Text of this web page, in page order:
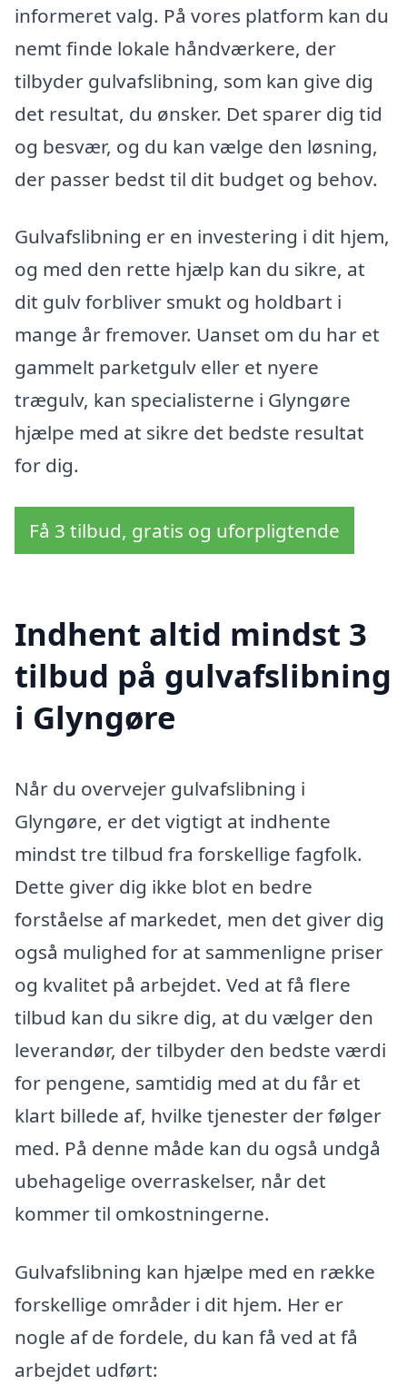
informeret valg. På vores platform kan du
nemt finde lokale håndværkere, der
tilbyder gulvafslibning, som kan give dig
det resultat, du ønsker. Det sparer dig tid
og besvær, og du kan vælge den løsning,
der passer bedst til dit budget og behov.
Gulvafslibning er en investering i dit hjem,
og med den rette hjælp kan du sikre, at
dit gulv forbliver smukt og holdbart i
mange år fremover. Uanset om du har et
gammelt parketgulv eller et nyere
trægulv, kan specialisterne i Glyngøre
hjælpe med at sikre det bedste resultat
for dig.
Få 3 tilbud, gratis og uforpligtende
Indhent altid mindst 3
tilbud på gulvafslibning
i Glyngøre
Når du overvejer gulvafslibning i
Glyngøre, er det vigtigt at indhente
mindst tre tilbud fra forskellige fagfolk.
Dette giver dig ikke blot en bedre
forståelse af markedet, men det giver dig
også mulighed for at sammenligne priser
og kvalitet på arbejdet. Ved at få flere
tilbud kan du sikre dig, at du vælger den
leverandør, der tilbyder den bedste værdi
for pengene, samtidig med at du får et
klart billede af, hvilke tjenester der følger
med. På denne måde kan du også undgå
ubehagelige overraskelser, når det
kommer til omkostningerne.
Gulvafslibning kan hjælpe med en række
forskellige områder i dit hjem. Her er
nogle af de fordele, du kan få ved at få
arbejdet udført: